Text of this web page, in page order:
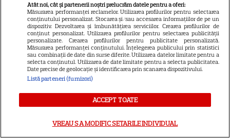
14
VEDETE STRĂINE
Sean Astin din „Stăpânul
Inelelor” a fost nevoit să își
vândă casa din cauza
salariului mic: Câți bani a
primit de fapt
VEDETE STRĂINE
Elon Musk, atac la adresa
Atât noi, cât și partenerii noștri prelucrăm datele pentru a oferi:
Măsurarea performanței reclamelor. Utilizarea profilurilor pentru selectarea
conținutului personalizat. Stocarea și/sau accesarea informațiilor de pe un
dispozitiv. Dezvoltarea și îmbunătățirea serviciilor. Crearea profilurilor de
conținut personalizat. Utilizarea profilurilor pentru selectarea publicității
personalizate. Crearea profilurilor pentru publicitate personalizată.
Măsurarea performanței conținutului. Înțelegerea publicului prin statistici
sau combinații de date din surse diferite. Utilizarea datelor limitate pentru a
selecta conținutul. Utilizarea de date limitate pentru a selecta publicitatea.
Date precise de geolocație și identificarea prin scanarea dispozitivului.
Listă parteneri (furnizori)
ACCEPT TOATE
VREAU SA MODIFIC SETARILE INDIVIDUAL